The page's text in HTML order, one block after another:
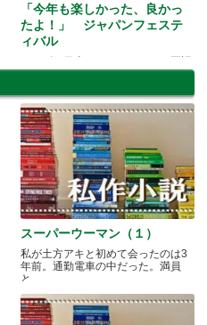
「今年も楽しかった、良かっ
たよ！」 ジャパンフェステ
ィバル
やっぱり日本っていいよね～と再認
識
スーパーウーマン（１）
私が土方アキと初めて会ったのは3
年前。通勤電車の中だった。満員
と.....